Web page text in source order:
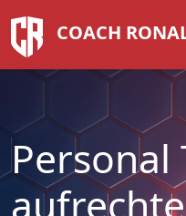
COACH
aufrechte